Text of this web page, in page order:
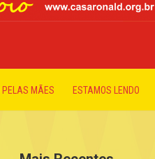
PELAS MÃES ESTAMOS LENDO